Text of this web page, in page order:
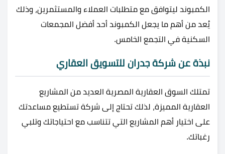
الكمبوند ليتوافق مع متطلبات العملاء والمستثمرين، وذلك
يُعد من أهم ما يجعل الكمبوند أحد أفضل المجمعات
السكنية في التجمع الخامس.
نبذة عن شركة جدران للتسويق العقاري
تمتلك السوق العقارية المصرية العديد من المشاريع
العقارية المميزة، لذلك تحتاج إلى شركة تستطيع مساعدتك
على اختيار أهم المشاريع التي تتناسب مع احتياجاتك وتلبي
رغباتك.